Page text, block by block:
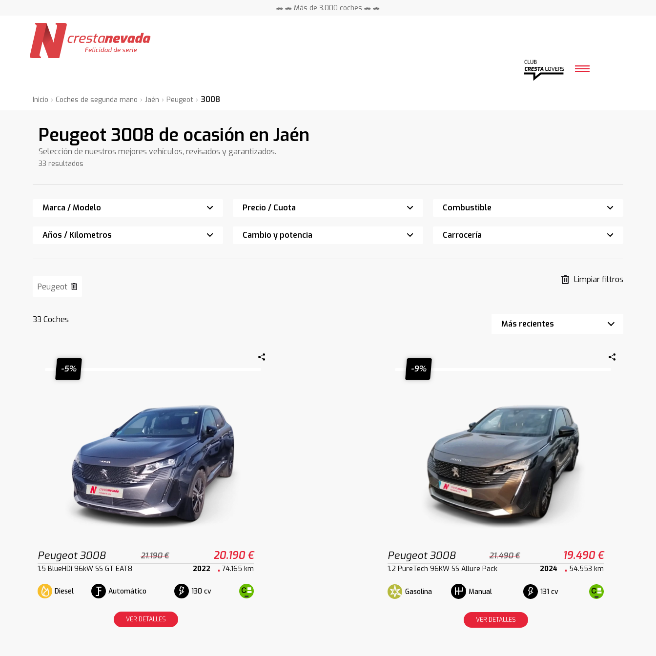
🚗 🚗 Más de 3.000 coches 🚗 🚗
Inicio Coches de segunda mano Jaén Peugeot 3008
Peugeot 3008 de ocasión en Jaén
Selección de nuestros mejores vehículos, revisados y garantizados.
33 resultados
Marca / Modelo Precio / Cuota Combustible
Años / Kilometros Cambio y potencia Carrocería
Peugeot
Limpiar filtros
33 Coches
-5%
Peugeot 3008 21.190 € 20.190 €
1.5 BlueHDi 96kW SS GT EAT8 2022 74.165 km
Diesel Automático 130 cv
VER DETALLES
-9%
Peugeot 3008 21.490 € 19.490 €
1.2 PureTech 96KW SS Allure Pack 2024 54.553 km
Gasolina Manual 131 cv
VER DETALLES